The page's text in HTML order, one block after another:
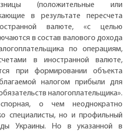
(положительные или
в результате пересчета
валюте, «с целью
в состав валового дохода
по операциям,
в иностранной валюте,
при формировании объекта
налогом прибыли для
налогоплательщика».
о чем неоднократно
специалисты, но и профильный
Украины. Но в указанной в